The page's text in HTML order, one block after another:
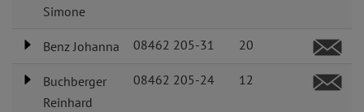
Simone
Benz Johanna 08462 205-31 20
Buchberger
Reinhard
08462 205-24 12